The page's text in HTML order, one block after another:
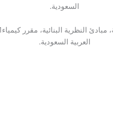
السعودية.
العربية السعودية.